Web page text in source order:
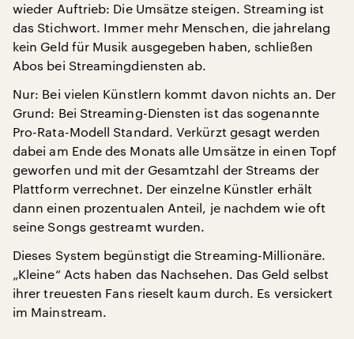
wieder Auftrieb: Die Umsätze steigen. Streaming ist
das Stichwort. Immer mehr Menschen, die jahrelang
kein Geld für Musik ausgegeben haben, schließen
Abos bei Streamingdiensten ab.
Nur: Bei vielen Künstlern kommt davon nichts an. Der
Grund: Bei Streaming-Diensten ist das sogenannte
Pro-Rata-Modell Standard. Verkürzt gesagt werden
dabei am Ende des Monats alle Umsätze in einen Topf
geworfen und mit der Gesamtzahl der Streams der
Plattform verrechnet. Der einzelne Künstler erhält
dann einen prozentualen Anteil, je nachdem wie oft
seine Songs gestreamt wurden.
Dieses System begünstigt die Streaming-Millionäre.
„Kleine“ Acts haben das Nachsehen. Das Geld selbst
ihrer treuesten Fans rieselt kaum durch. Es versickert
im Mainstream.